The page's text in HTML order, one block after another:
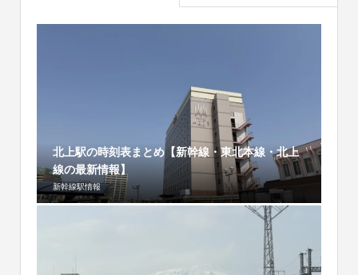
北上駅の時刻表まとめ【新幹線・東北本線・北上
線の最新情報】
新幹線駅情報